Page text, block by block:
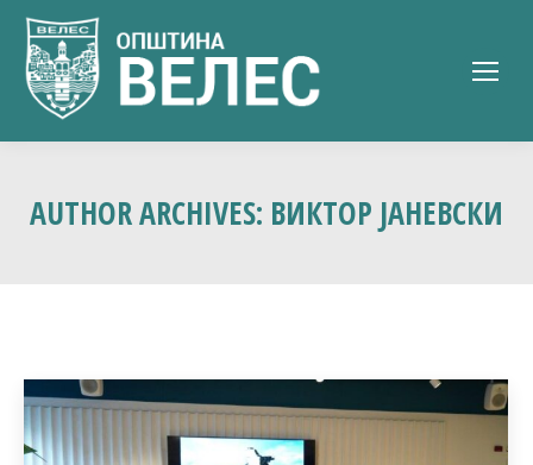
AUTHOR ARCHIVES: ВИКТОР ЈАНЕВСКИ